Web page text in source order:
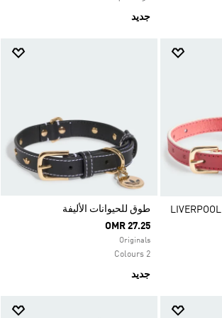
جديد
طوق الحيوانات الأليفة LIVERPOOL
طوق للحيوانات الأليفة
OMR 27.25
Originals
2 Colours
جديد